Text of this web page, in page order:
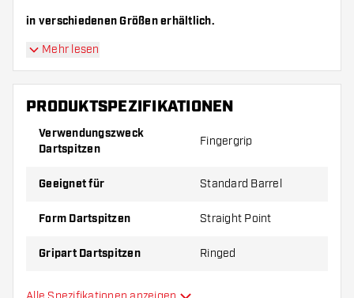
in verschiedenen Größen erhältlich.
Mehr lesen
PRODUKTSPEZIFIKATIONEN
Verwendungszweck
Dartspitzen
Fingergrip
Geeignet für Standard Barrel
Form Dartspitzen Straight Point
Gripart Dartspitzen Ringed
Gripzone Dartspitzen